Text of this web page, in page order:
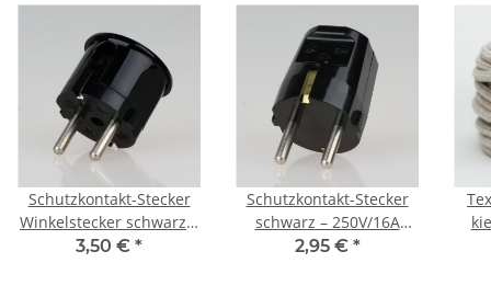
Schutzkontakt-Stecker
Winkelstecker schwarz –
250V/16A – mit
3,50 € *
Schutzkontakt-Stecker
schwarz – 250V/16A
Bakelit-Optik – mit
2,95 € *